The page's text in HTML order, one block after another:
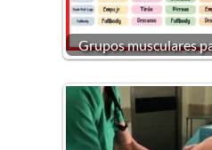
Grupos musculares